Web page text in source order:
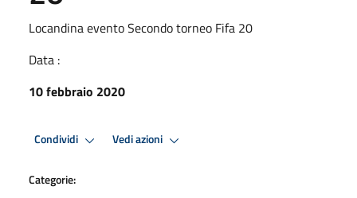
Locandina evento Secondo torneo Fifa 20
Data :
10 febbraio 2020
Condividi Vedi azioni
Categorie: